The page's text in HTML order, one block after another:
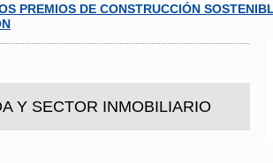
PREMIOS DE CONSTRUCCIÓN
Y SECTOR INMOBILIARIO